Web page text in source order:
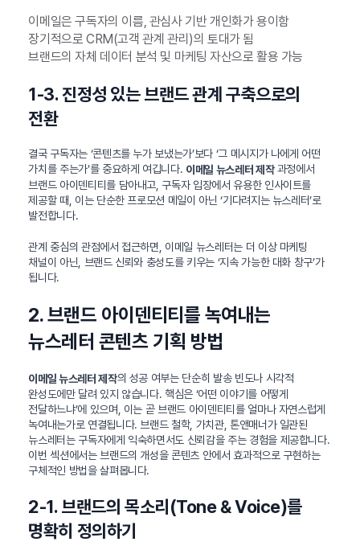
이메일은 구독자의 이름, 관심사 기반 개인화가 용이함
장기적으로 CRM(고객 관계 관리)의 토대가 됨
브랜드의 자체 데이터 분석 및 마케팅 자산으로 활용 가능
1-3. 진정성 있는 브랜드 관계 구축으로의
전환
결국 구독자는 ‘콘텐츠를 누가 보냈는가’보다 ‘그 메시지가 나에게 어떤
가치를 주는가’를 중요하게 여깁니다. 이메일 뉴스레터 제작과정에서
브랜드 아이덴티티를 담아내고, 구독자 입장에서 유용한 인사이트를
제공할 때, 이는 단순한 프로모션 메일이 아닌 ‘기다려지는 뉴스레터’로
발전합니다.
관계 중심의 관점에서 접근하면, 이메일 뉴스레터는 더 이상 마케팅
채널이 아닌, 브랜드 신뢰와 충성도를 키우는 ‘지속 가능한 대화 창구’가
됩니다.
2. 브랜드 아이덴티티를 녹여내는
뉴스레터 콘텐츠 기획 방법
이메일 뉴스레터 제작의 성공 여부는 단순히 발송 빈도나 시각적
완성도에만 달려 있지 않습니다. 핵심은 ‘어떤 이야기를 어떻게
전달하느냐’에 있으며, 이는 곧 브랜드 아이덴티티를 얼마나 자연스럽게
녹여내는가로 연결됩니다. 브랜드 철학, 가치관, 톤앤매너가 일관된
뉴스레터는 구독자에게 익숙하면서도 신뢰감을 주는 경험을 제공합니다.
이번 섹션에서는 브랜드의 개성을 콘텐츠 안에서 효과적으로 구현하는
구체적인 방법을 살펴봅니다.
2-1. 브랜드의 목소리(Tone & Voice)를
명확히 정의하기